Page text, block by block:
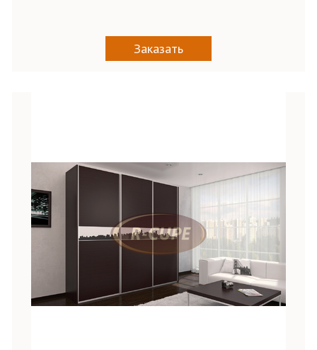
Заказать